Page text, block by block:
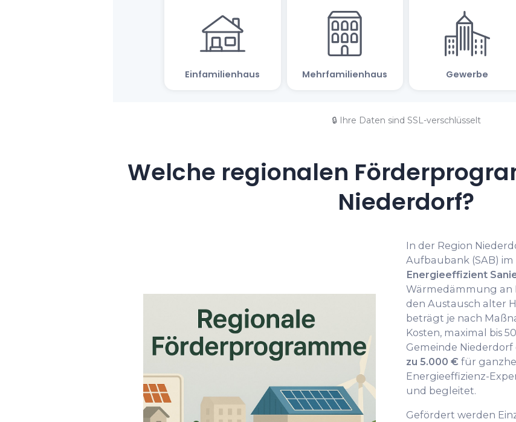
🔒 Ihre Daten sind SSL-verschlüsselt
Welche regionalen
Niederdorf?
In der Region
Aufbaubank (SAB)
Energieeffizient
Wärmedämmung an
den Austausch alter
beträgt je nach
Kosten, maximal bis
Gemeinde Niederdorf
zu 5.000 € für
Energieeffizienz-
und begleitet.
Gefördert werden